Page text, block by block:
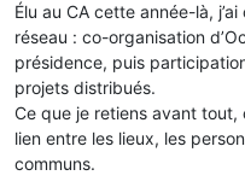
Élu au CA cette année-là,
réseau : co-organisation
présidence, puis
projets distribués.
Ce que je retiens avant tout,
lien entre les lieux, les
communs.